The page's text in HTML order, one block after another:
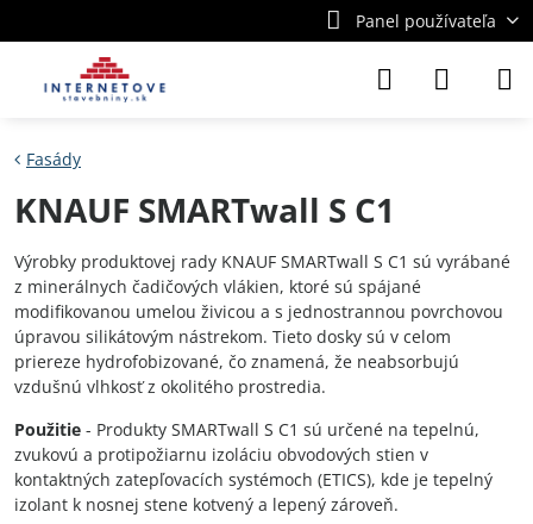
Panel používateľa
Fasády
KNAUF SMARTwall S C1
Výrobky produktovej rady KNAUF SMARTwall S C1 sú vyrábané
z minerálnych čadičových vlákien, ktoré sú spájané
modifikovanou umelou živicou a s jednostrannou povrchovou
úpravou silikátovým nástrekom. Tieto dosky sú v celom
priereze hydrofobizované, čo znamená, že neabsorbujú
vzdušnú vlhkosť z okolitého prostredia.
Použitie - Produkty SMARTwall S C1 sú určené na tepelnú,
zvukovú a protipožiarnu izoláciu obvodových stien v
kontaktných zatepľovacích systémoch (ETICS), kde je tepelný
izolant k nosnej stene kotvený a lepený zároveň.